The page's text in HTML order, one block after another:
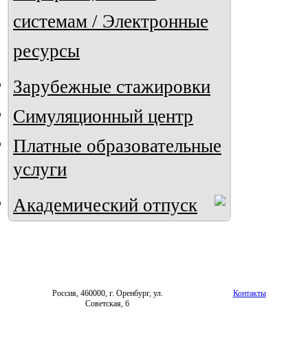
системам / Электронные
ресурсы
Зарубежные стажировки
Симуляционный центр
Платные образовательные
услуги
Академический отпуск
Россия, 460000, г. Оренбург, ул.
Советская, 6
Контакты